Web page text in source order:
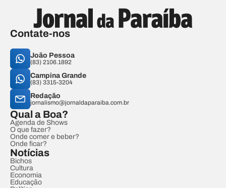
Contate-nos
João Pessoa
(83) 2106.1892
Campina Grande
(83) 3315-3204
Redação
jornalismo@jornaldaparaiba.com.br
Qual a Boa?
Agenda de Shows
O que fazer?
Onde comer e beber?
Onde ficar?
Notícias
Bichos
Cultura
Economia
Educação